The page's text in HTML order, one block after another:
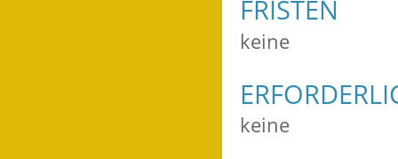
FRISTEN
keine
keine